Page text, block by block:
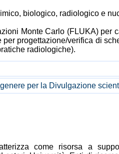
biologico, radiologico e
Monte Carlo (FLUKA) per
progettazione/verifica di
radiologiche).
per la Divulgazione
come risorsa a